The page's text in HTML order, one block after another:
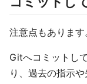
注意点もあります
Gitへコミットし
り、過去の指示